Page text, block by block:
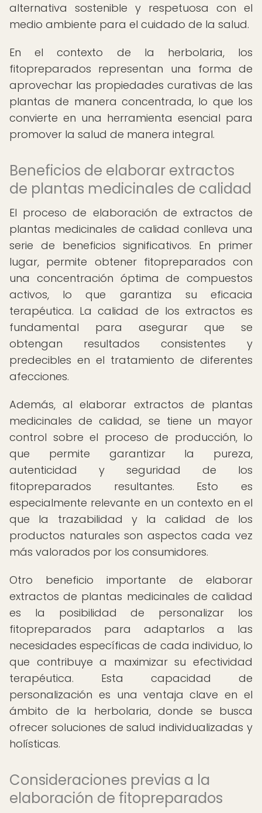
alternativa sostenible y respetuosa con el
medio ambiente para el cuidado de la salud.
En el contexto de la herbolaria, los
fitopreparados representan una forma de
aprovechar las propiedades curativas de las
plantas de manera concentrada, lo que los
convierte en una herramienta esencial para
promover la salud de manera integral.
Beneficios de elaborar extractos
de plantas medicinales de calidad
El proceso de elaboración de extractos de
plantas medicinales de calidad conlleva una
serie de beneficios significativos. En primer
lugar, permite obtener fitopreparados con
una concentración óptima de compuestos
activos, lo que garantiza su eficacia
terapéutica. La calidad de los extractos es
fundamental para asegurar que se
obtengan resultados consistentes y
predecibles en el tratamiento de diferentes
afecciones.
Además, al elaborar extractos de plantas
medicinales de calidad, se tiene un mayor
control sobre el proceso de producción, lo
que permite garantizar la pureza,
autenticidad y seguridad de los
fitopreparados resultantes. Esto es
especialmente relevante en un contexto en el
que la trazabilidad y la calidad de los
productos naturales son aspectos cada vez
más valorados por los consumidores.
Otro beneficio importante de elaborar
extractos de plantas medicinales de calidad
es la posibilidad de personalizar los
fitopreparados para adaptarlos a las
necesidades específicas de cada individuo, lo
que contribuye a maximizar su efectividad
terapéutica. Esta capacidad de
personalización es una ventaja clave en el
ámbito de la herbolaria, donde se busca
ofrecer soluciones de salud individualizadas y
holísticas.
Consideraciones previas a la
elaboración de fitopreparados